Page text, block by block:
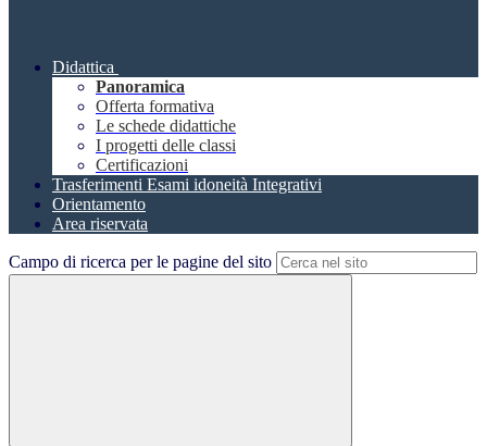
Didattica
Panoramica
Offerta formativa
Le schede didattiche
I progetti delle classi
Certificazioni
Trasferimenti Esami idoneità Integrativi
Orientamento
Area riservata
Campo di ricerca per le pagine del sito